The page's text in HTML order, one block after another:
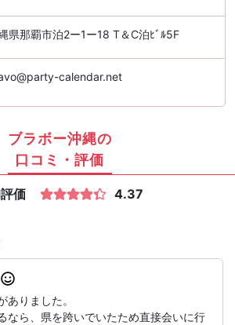
県那覇市泊2ー1ー18 T＆C泊ﾋﾞﾙ5F
calendar.net
ブラボー沖縄の
口コミ・評価
価 4.37
ありました。
なら、県を跨いでいたため直接会いに行